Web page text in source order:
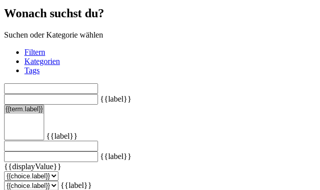
Wonach suchst du?
Suchen oder Kategorie wählen
Filtern
Kategorien
Tags
{{label}}
{{label}}
{{label}}
{{displayValue}}
{{label}}